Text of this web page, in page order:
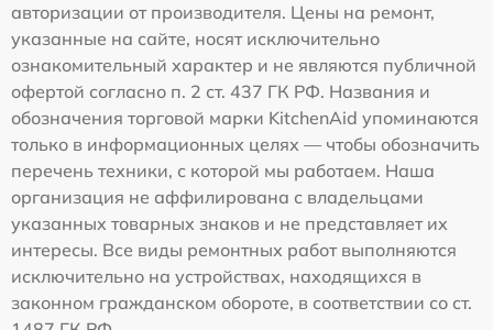
авторизации от производителя. Цены на ремонт,
указанные на сайте, носят исключительно
ознакомительный характер и не являются публичной
офертой согласно п. 2 ст. 437 ГК РФ. Названия и
обозначения торговой марки KitchenAid упоминаются
только в информационных целях — чтобы обозначить
перечень техники, с которой мы работаем. Наша
организация не аффилирована с владельцами
указанных товарных знаков и не представляет их
интересы. Все виды ремонтных работ выполняются
исключительно на устройствах, находящихся в
законном гражданском обороте, в соответствии со ст.